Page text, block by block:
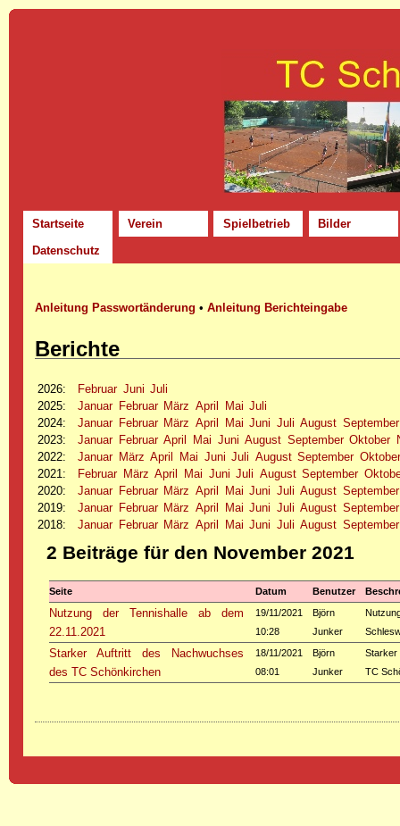
Startseite Verein Spielbetrieb
Bilder
Datenschutz
Anleitung Passwortänderung •Anleitung Berichteingabe
Berichte
2026: Februar Juni Juli
2025: Januar Februar März April Mai Juli
2024: Januar Februar März April Mai Juni Juli August September
2023: Januar Februar April Mai Juni August September Oktober
2022: Januar März April Mai Juni Juli August September
2021: Februar März April Mai Juni Juli August September
2020: Januar Februar März April Mai Juni Juli August September
2019: Januar Februar März April Mai Juni Juli August September
2018: Januar Februar März April Mai Juni Juli August September
2 Beiträge für den November 2021
Seite Datum Benutzer
Nutzung der Tennishalle ab dem
22.11.2021
19/11/2021
10:28
Björn
Junker
Starker Auftritt des Nachwuchses
des TC Schönkirchen
18/11/2021
08:01
Björn
Junker
Starker
TC